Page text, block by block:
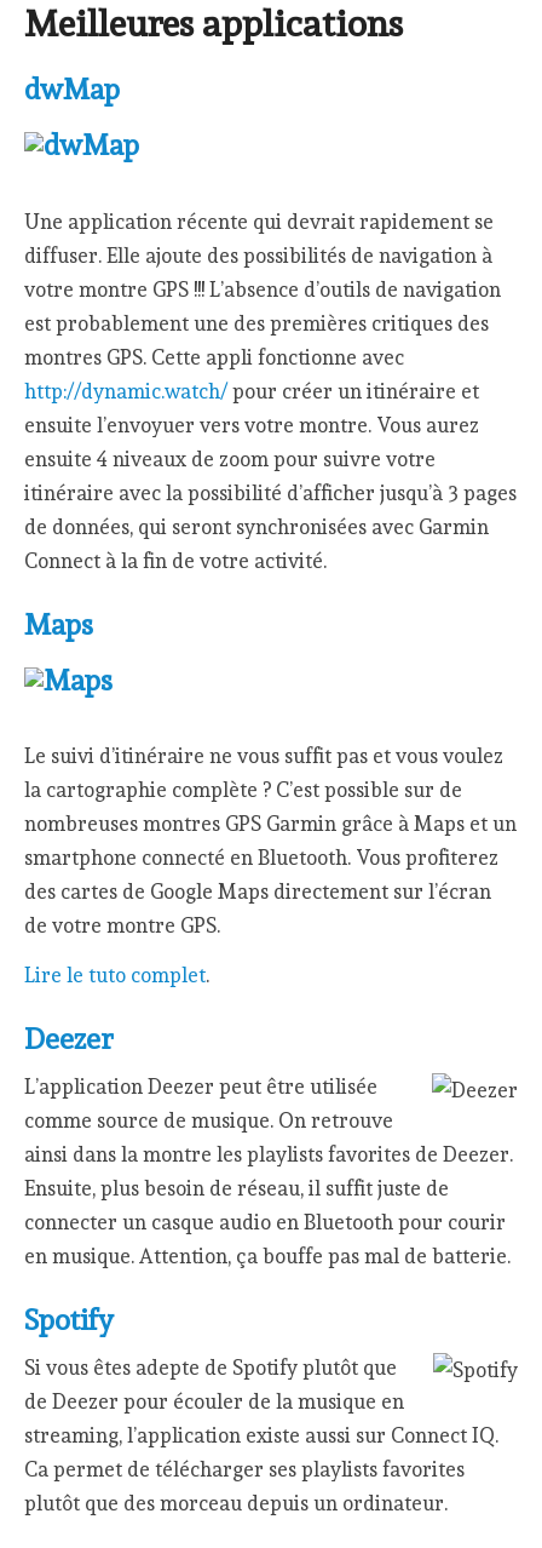
Meilleures applications
dwMap
Une application récente qui devrait rapidement se
diffuser. Elle ajoute des possibilités de navigation à
votre montre GPS !!! L’absence d’outils de navigation
est probablement une des premières critiques des
montres GPS. Cette appli fonctionne avec
http://dynamic.watch/pour créer un itinéraire et
ensuite l’envoyuer vers votre montre. Vous aurez
ensuite 4 niveaux de zoom pour suivre votre
itinéraire avec la possibilité d’afficher jusqu’à 3 pages
de données, qui seront synchronisées avec Garmin
Connect à la fin de votre activité.
Maps
Le suivi d’itinéraire ne vous suffit pas et vous voulez
la cartographie complète ? C’est possible sur de
nombreuses montres GPS Garmin grâce à Maps et un
smartphone connecté en Bluetooth. Vous profiterez
des cartes de Google Maps directement sur l’écran
de votre montre GPS.
Lire le tuto complet.
Deezer
L’application Deezer peut être utilisée
comme source de musique. On retrouve
ainsi dans la montre les playlists favorites de Deezer.
Ensuite, plus besoin de réseau, il suffit juste de
connecter un casque audio en Bluetooth pour courir
en musique. Attention, ça bouffe pas mal de batterie.
Spotify
Si vous êtes adepte de Spotify plutôt que
de Deezer pour écouler de la musique en
streaming, l’application existe aussi sur Connect IQ.
Ca permet de télécharger ses playlists favorites
plutôt que des morceau depuis un ordinateur.